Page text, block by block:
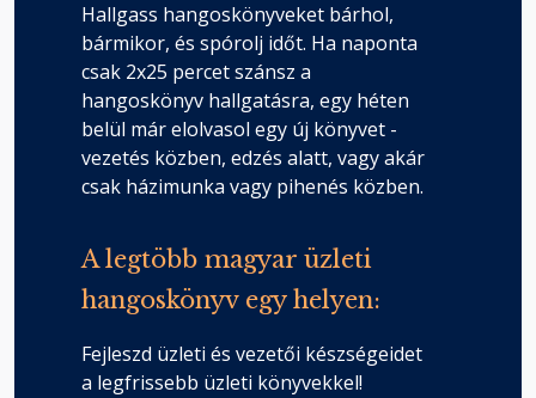
Hallgass hangoskönyveket bárhol,
bármikor, és spórolj időt. Ha naponta
csak 2x25 percet szánsz a
hangoskönyv hallgatásra, egy héten
belül már elolvasol egy új könyvet -
vezetés közben, edzés alatt, vagy akár
csak házimunka vagy pihenés közben.
A legtöbb magyar üzleti
hangoskönyv egy helyen:
Fejleszd üzleti és vezetői készségeidet
a legfrissebb üzleti könyvekkel!